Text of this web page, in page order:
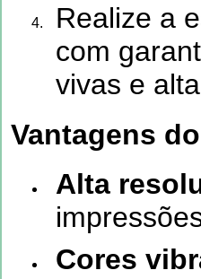
Realize a
com
vivas e
Vantagens
Alta
Cores